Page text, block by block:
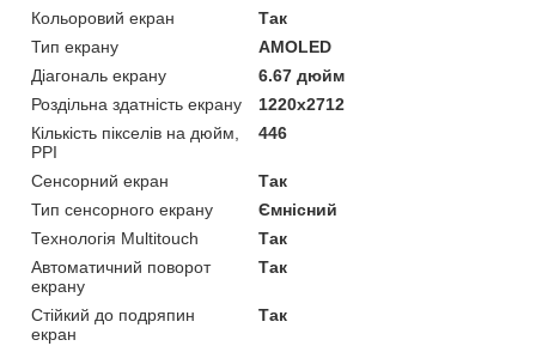
Кольоровий екран
Так
Тип екрану
AMOLED
Діагональ екрану
6.67 дюйм
Роздільна здатність екрану
1220x2712
Кількість пікселів на дюйм,
PPI
446
Сенсорний екран
Так
Тип сенсорного екрану
Ємнісний
Технологія Multitouch
Так
Автоматичний поворот
екрану
Так
Стійкий до подряпин
екран
Так